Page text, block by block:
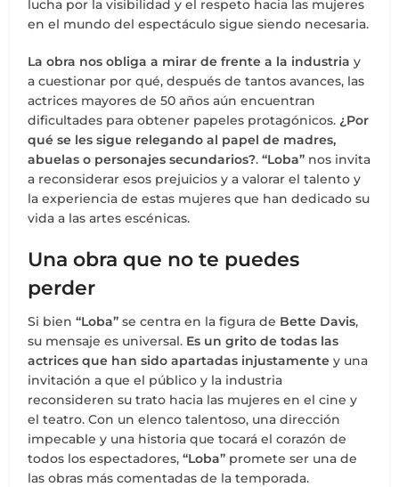
lucha por la visibilidad y el respeto hacia las mujeres
en el mundo del espectáculo sigue siendo necesaria.
La obra nos obliga a mirar de frente a la industria y
a cuestionar por qué, después de tantos avances, las
actrices mayores de 50 años aún encuentran
dificultades para obtener papeles protagónicos. ¿Por
qué se les sigue relegando al papel de madres,
abuelas o personajes secundarios?.“Loba” nos invita
a reconsiderar esos prejuicios y a valorar el talento y
la experiencia de estas mujeres que han dedicado su
vida a las artes escénicas.
Una obra que no te puedes
perder
Si bien“Loba” se centra en la figura de Bette Davis,
su mensaje es universal. Es un grito de todas las
actrices que han sido apartadas injustamente y una
invitación a que el público y la industria
reconsideren su trato hacia las mujeres en el cine y
el teatro. Con un elenco talentoso, una dirección
impecable y una historia que tocará el corazón de
todos los espectadores,“Loba” promete ser una de
las obras más comentadas de la temporada.